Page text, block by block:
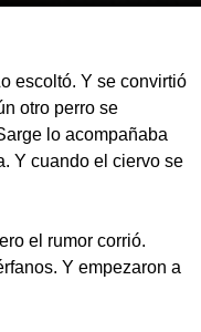
escoltó. Y se convirtió
otro perro se
lo acompañaba
Y cuando el ciervo se
el rumor corrió.
Y empezaron a